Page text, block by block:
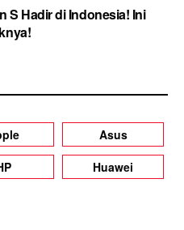
S Hadir di Indonesia! Ini
Asus
Huawei